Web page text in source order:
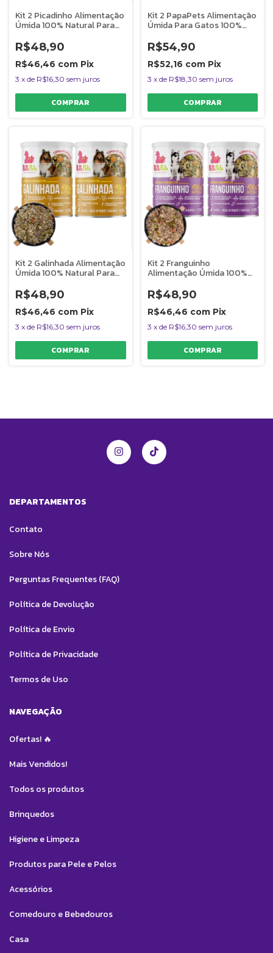
Kit 2 Picadinho Alimentação
Úmida 100% Natural Para
R$48,90
R$46,46 com Pix
3 x de R$16,30 sem juros
Kit 2 PapaPets Alimentação
Úmida Para Gatos 100%
R$54,90
R$52,16 com Pix
3 x de R$18,30 sem juros
Kit 2 Galinhada Alimentação
Úmida 100% Natural Para
PapaPets
R$48,90
R$46,46 com Pix
3 x de R$16,30 sem juros
Kit 2 Franguinho
Alimentação Úmida 100%
PapaPets
R$48,90
R$46,46 com Pix
3 x de R$16,30 sem juros
DEPARTAMENTOS
Contato
Sobre Nós
Perguntas Frequentes (FAQ)
Política de Devolução
Política de Envio
Política de Privacidade
Termos de Uso
NAVEGAÇÃO
Ofertas! 🔥
Mais Vendidos!
Todos os produtos
Brinquedos
Higiene e Limpeza
Produtos para Pele e Pelos
Acessórios
Comedouro e Bebedouros
Casa